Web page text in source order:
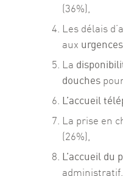
(36%),
Les délais
aux urgences
La
douches
L’accueil
La prise en
(26%),
L’accueil du